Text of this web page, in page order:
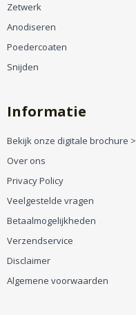
Zetwerk
Anodiseren
Poedercoaten
Snijden
Informatie
Bekijk onze digitale brochure >
Over ons
Privacy Policy
Veelgestelde vragen
Betaalmogelijkheden
Verzendservice
Disclaimer
Algemene voorwaarden